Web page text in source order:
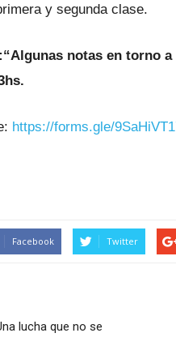
y segunda clase.
:“Algunas notas en torno
https://forms.gle/
Facebook Twitter
lucha que no se